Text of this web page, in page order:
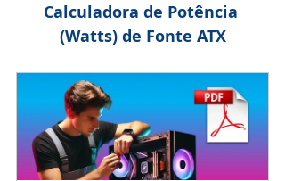
Calculadora de Potência
(Watts) de Fonte ATX